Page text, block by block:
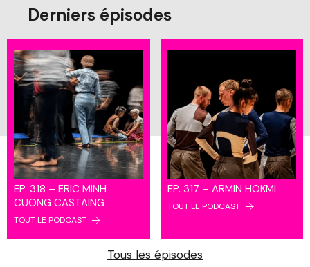
Derniers épisodes
EP. 318 – ERIC MINH
CUONG CASTAING
TOUT LE PODCAST
EP. 317 – ARMIN HOKMI
TOUT LE PODCAST
Tous les épisodes